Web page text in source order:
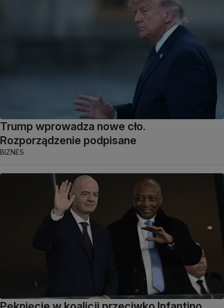
Trump wprowadza nowe cło.
Rozporządzenie podpisane
BIZNES